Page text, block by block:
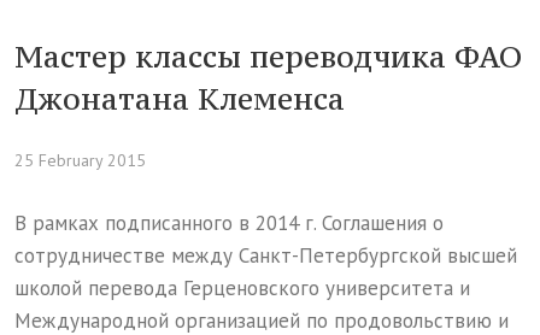
Мастер классы переводчика ФАО
Джонатана Клеменса
25 February 2015
В рамках подписанного в 2014 г. Соглашения о
сотрудничестве между Санкт-Петербургской высшей
школой перевода Герценовского университета и
Международной организацией по продовольствию и